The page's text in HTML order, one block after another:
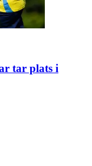
tar plats i